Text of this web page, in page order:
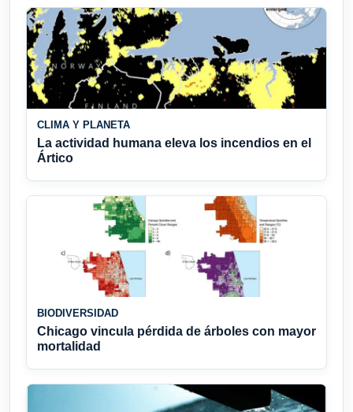
CLIMA Y PLANETA
La actividad humana eleva los incendios en el
Ártico
BIODIVERSIDAD
Chicago vincula pérdida de árboles con mayor
mortalidad